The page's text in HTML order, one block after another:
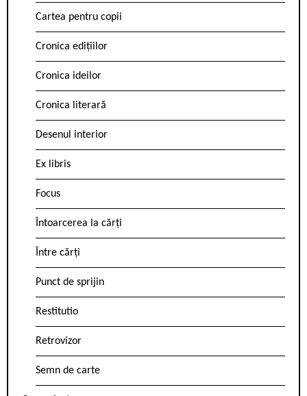
Cartea pentru copii
Cronica edițiilor
Cronica ideilor
Cronica literară
Desenul interior
Ex libris
Focus
Întoarcerea la cărți
Între cărți
Punct de sprijin
Restitutio
Retrovizor
Semn de carte